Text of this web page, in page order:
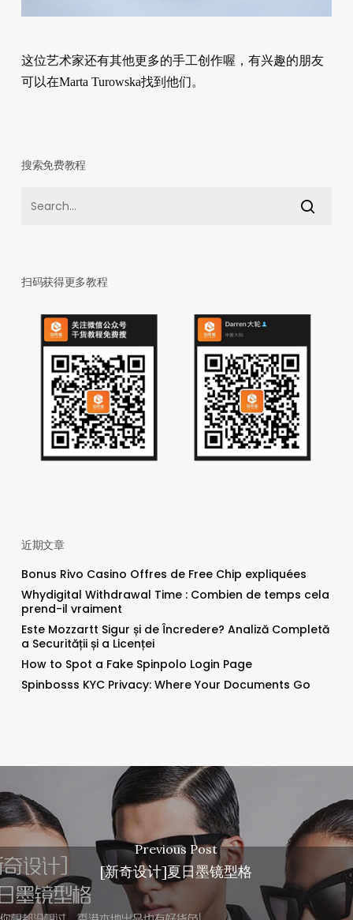
这位艺术家还有其他更多的手工创作喔，有兴趣的朋友
可以在Marta Turowska找到他们。
搜索免费教程
扫码获得更多教程
近期文章
Bonus Rivo Casino Offres de Free Chip expliquées
Whydigital Withdrawal Time : Combien de temps cela
prend-il vraiment
Este Mozzartt Sigur și de Încredere? Analiză Completă
a Securității și a Licenței
How to Spot a Fake Spinpolo Login Page
Spinbosss KYC Privacy: Where Your Documents Go
Previous Post
[新奇设计]夏日墨镜型格